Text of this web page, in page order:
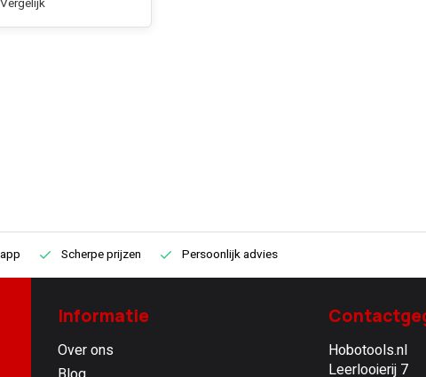
Vergelijk
Scherpe prijzen Persoonlijk advies
Informatie
Over ons
Hobotools.nl
Leerlooierij 7